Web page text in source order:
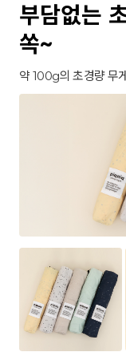
부담없는
쏙~
약 100g의 초경량 무